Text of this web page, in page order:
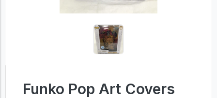
Funko Pop Art Covers